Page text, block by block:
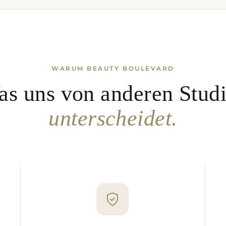
WARUM BEAUTY BOULEVARD
uns von anderen
unterscheidet.